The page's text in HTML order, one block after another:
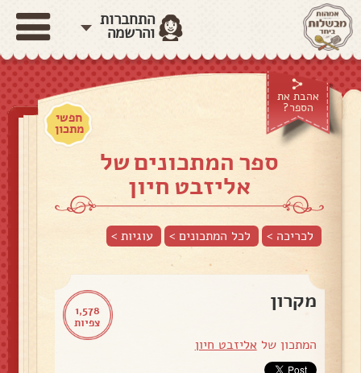
התחברות
והרשמה
אהבת את
הספר?
חפשי
מתכון
ספר המתכונים של
אליזבט חיון
לכריכה > לכל המתכונים > עוגיות>
1,578
צפיות
מקרון
המתכון של אליזבט חיון